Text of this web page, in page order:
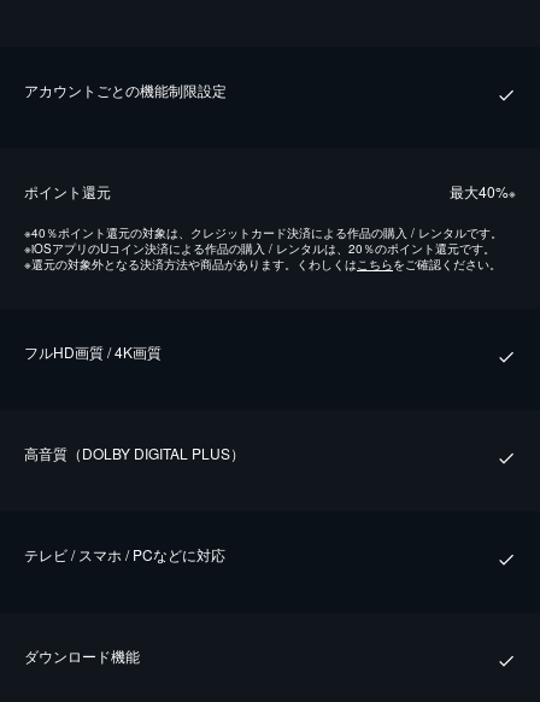
アカウントごとの機能制限設定
ポイント還元 最⼤40%※
※40％ポイント還元の対象は、クレジットカード決済による作品の購入 / レンタルです。
※iOSアプリのUコイン決済による作品の購入 / レンタルは、20％のポイント還元です。
※還元の対象外となる決済方法や商品があります。くわしくは こちらをご確認ください。
フルHD画質 / 4K画質
⾼⾳質（DOLBY DIGITAL PLUS）
テレビ / スマホ / PCなどに対応
ダウンロード機能